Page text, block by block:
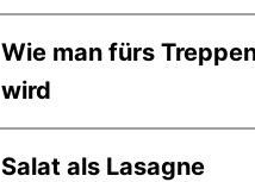
Wie man fürs
wird
Salat als Lasagne